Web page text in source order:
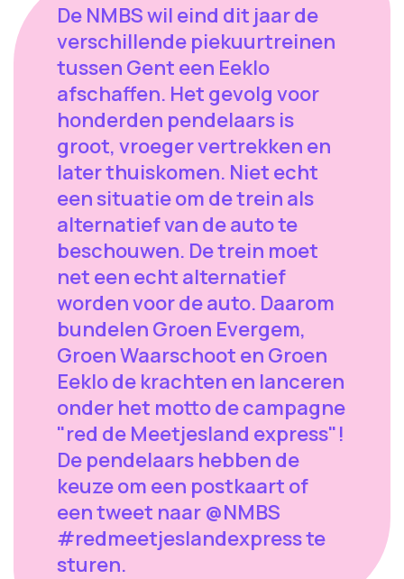
De NMBS wil eind dit jaar de
verschillende piekuurtreinen
tussen Gent een Eeklo
afschaffen. Het gevolg voor
honderden pendelaars is
groot, vroeger vertrekken en
later thuiskomen. Niet echt
een situatie om de trein als
alternatief van de auto te
beschouwen. De trein moet
net een echt alternatief
worden voor de auto. Daarom
bundelen Groen Evergem,
Groen Waarschoot en Groen
Eeklo de krachten en lanceren
onder het motto de campagne
"red de Meetjesland express"!
De pendelaars hebben de
keuze om een postkaart of
een tweet naar @NMBS
#redmeetjeslandexpress te
sturen.